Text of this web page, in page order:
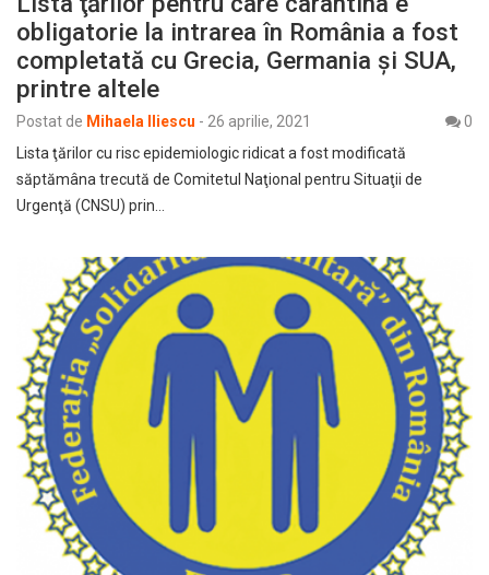
obligatorie la intrarea în România a fost
completată cu Grecia, Germania şi SUA,
printre altele
Postat de Mihaela Iliescu - 26 aprilie, 2021
0
Lista ţărilor cu risc epidemiologic ridicat a fost modificată
săptămâna trecută de Comitetul Naţional pentru Situaţii de
Urgenţă (CNSU) prin…